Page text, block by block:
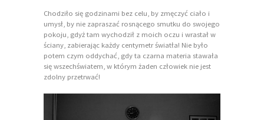
Chodziło się godzinami bez celu, by zmęczyć ciało i
umysł, by nie zapraszać rosnącego smutku do swojego
pokoju, gdyż tam wychodził z moich oczu i wrastał w
ściany, zabierając każdy centymetr światła! Nie było
potem czym oddychać, gdy ta czarna materia stawała
się wszechświatem, w którym żaden człowiek nie jest
zdolny przetrwać!